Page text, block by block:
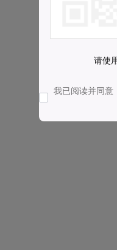
请使
我已阅读并同意